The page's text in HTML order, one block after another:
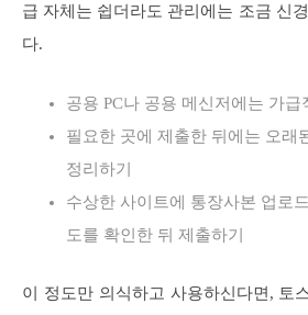
급 자체는 쉽더라도 관리에는 조금 신
다.
공용 PC나 공용 메신저에는 가급
필요한 곳에 제출한 뒤에는 오래
정리하기
수상한 사이트에 통장사본 업로
도를 확인한 뒤 제출하기
이 정도만 의식하고 사용하신다면, 토